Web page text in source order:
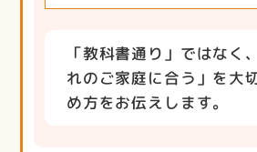
「教科書通り」ではなく
れのご家庭に合う」を大
め方をお伝えします。